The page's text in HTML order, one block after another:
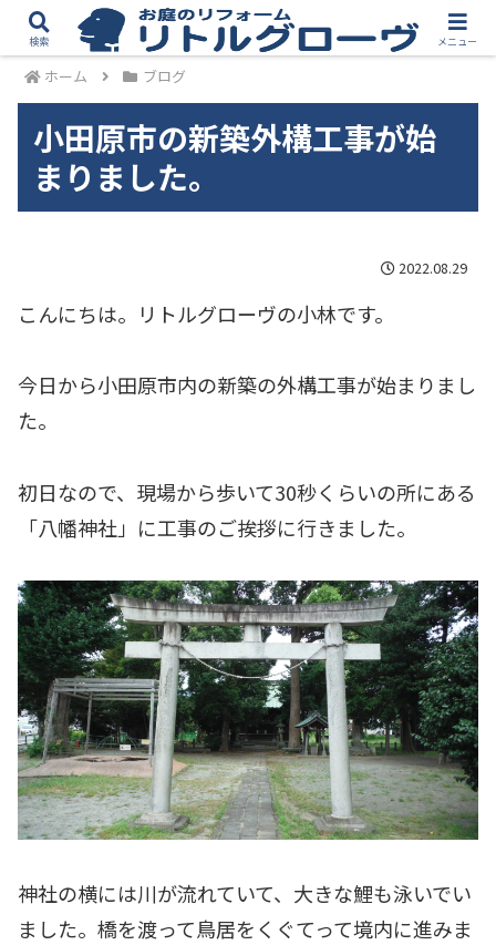
ホーム ブログ
小田原市の新築外構工事が始
まりました。
2022.08.29
こんにちは。リトルグローヴの小林です。
今日から小田原市内の新築の外構工事が始まりまし
た。
初日なので、現場から歩いて30秒くらいの所にある
「八幡神社」に工事のご挨拶に行きました。
神社の横には川が流れていて、大きな鯉も泳いでい
ました。橋を渡って鳥居をくぐてって境内に進みま
検索 メニュー